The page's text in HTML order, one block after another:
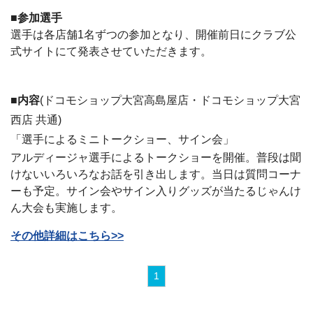
■参加選手
選手は各店舗1名ずつの参加となり、開催前日にクラブ公
式サイトにて発表させていただきます。
■内容(ドコモショップ大宮高島屋店・ドコモショップ大宮
西店 共通)
「選手によるミニトークショー、サイン会」
アルディージャ選手によるトークショーを開催。普段は聞
けないいろいろなお話を引き出します。当日は質問コーナ
ーも予定。サイン会やサイン入りグッズが当たるじゃんけ
ん大会も実施します。
その他詳細はこちら>>
1